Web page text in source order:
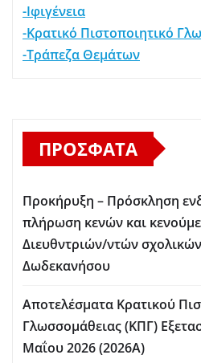
-Ιφιγένεια
-Κρατικό Πιστοποιητικό
-Τράπεζα Θεμάτων
ΠΡΌΣΦΑΤΑ
Προκήρυξη – Πρόσκληση
πλήρωση κενών και
Διευθντριών/ντών
Δωδεκανήσου
Αποτελέσματα Κρατικού
Γλωσσομάθειας (ΚΠΓ)
Μαΐου 2026 (2026Α)